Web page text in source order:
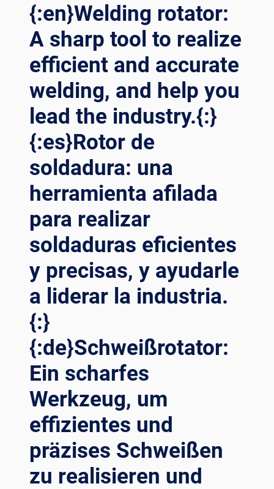
WELDING
WELDING
AUXILIARY
EQUIPMENT
LEADS
INDUSTRY
INNOVATION{:}
¡MEJORAR
LA
CALIDAD
EFICIENCIA
DEL
PROCESO
DE
SOLDADURA!
EQUIPOS
SOLDADURA
LIDERAN
LA
INNOVACIÓN
EN
LA
INDUSTRIA{:}
—
{:FR}AMÉLIOREZ
{:en}Welding rotator:
A sharp tool to realize
efficient and accurate
welding, and help you
lead the industry.{:}
{:es}Rotor de
soldadura: una
herramienta afilada
para realizar
soldaduras eficientes
y precisas, y ayudarle
a liderar la industria.
{:}
{:de}Schweißrotator:
Ein scharfes
Werkzeug, um
effizientes und
präzises Schweißen
zu realisieren und